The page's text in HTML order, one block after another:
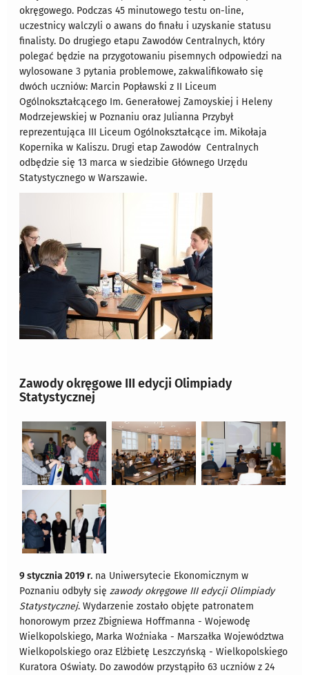
okręgowego. Podczas 45 minutowego testu on-line,
uczestnicy walczyli o awans do finału i uzyskanie statusu
finalisty. Do drugiego etapu Zawodów Centralnych, który
polegać będzie na przygotowaniu pisemnych odpowiedzi na
wylosowane 3 pytania problemowe, zakwalifikowało się
dwóch uczniów: Marcin Popławski z II Liceum
Ogólnokształcącego Im. Generałowej Zamoyskiej i Heleny
Modrzejewskiej w Poznaniu oraz Julianna Przybył
reprezentująca III Liceum Ogólnokształcące im. Mikołaja
Kopernika w Kaliszu. Drugi etap Zawodów Centralnych
odbędzie się 13 marca w siedzibie Głównego Urzędu
Statystycznego w Warszawie.
Zawody okręgowe III edycji Olimpiady
Statystycznej
9 stycznia 2019 r. na Uniwersytecie Ekonomicznym w
Poznaniu odbyły sięzawody okręgowe III edycji Olimpiady
Statystycznej. Wydarzenie zostało objęte patronatem
honorowym przez Zbigniewa Hoffmanna - Wojewodę
Wielkopolskiego, Marka Woźniaka - Marszałka Województwa
Wielkopolskiego oraz Elżbietę Leszczyńską - Wielkopolskiego
Kuratora Oświaty. Do zawodów przystąpiło 63 uczniów z 24